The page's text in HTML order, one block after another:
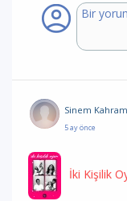
Sinem
5 ay önce
İki Kişilik